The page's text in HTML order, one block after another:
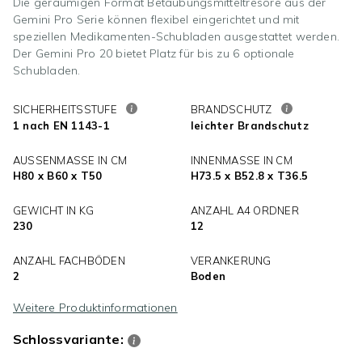
Gemini Pro Serie können flexibel eingerichtet und mit
speziellen Medikamenten-Schubladen ausgestattet werden.
Der Gemini Pro 20 bietet Platz für bis zu 6 optionale
Schubladen.
SICHERHEITSSTUFE
1 nach EN 1143-1
BRANDSCHUTZ
leichter Brandschutz
AUSSENMASSE IN CM
H80 x B60 x T50
INNENMASSE IN CM
H73.5 x B52.8 x T36.5
GEWICHT IN KG
230
ANZAHL A4 ORDNER
12
ANZAHL FACHBÖDEN
2
VERANKERUNG
Boden
Weitere Produktinformationen
Schlossvariante: